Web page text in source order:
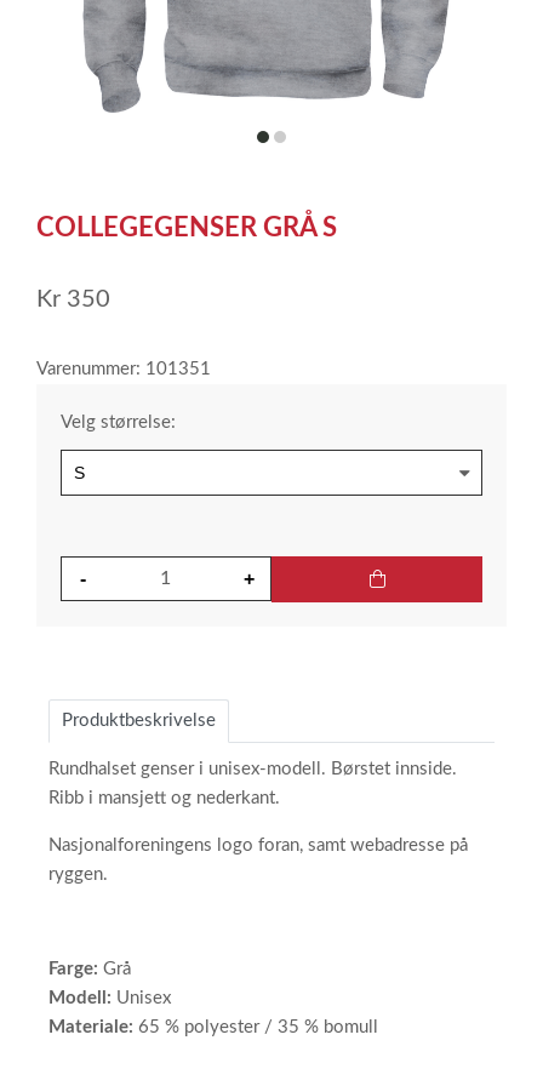
itemitem
of
COLLEGEGENSER GRÅ S
Kr 350
Varenummer: 101351
Velg størrelse:
Produktbeskrivelse
Rundhalset genser i unisex-modell. Børstet innside.
Ribb i mansjett og nederkant.
Nasjonalforeningens logo foran, samt webadresse på
ryggen.
Farge: Grå
Modell: Unisex
Materiale: 65 % polyester / 35 % bomull